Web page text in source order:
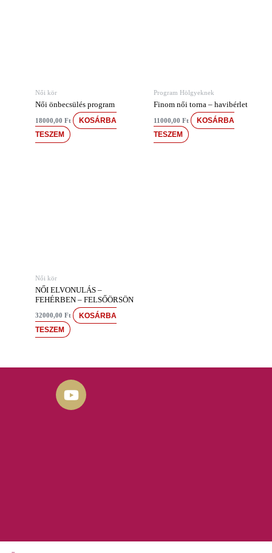
Női kör
Női önbecsülés program
18000,00Ft
KOSÁRBA
TESZEM
Program Hölgyeknek
Finom női torna – havibérlet
11000,00Ft
KOSÁRBA
TESZEM
Női kör
NŐI ELVONULÁS –
FEHÉRBEN – FELSŐÖRSÖN
32000,00Ft
KOSÁRBA
TESZEM
Y
o